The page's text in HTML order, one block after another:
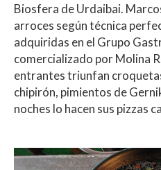
Biosfera de Urdaibai.
arroces según técnica
adquiridas en el Grupo
comercializado por Molina
entrantes triunfan
chipirón, pimientos de
noches lo hacen sus pizzas